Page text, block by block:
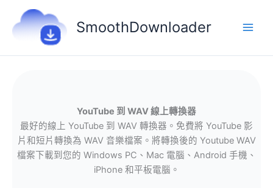
SmoothDownloader
YouTube 到 WAV 線上轉換器
最好的線上 YouTube 到 WAV 轉換器。免費將 YouTube 影
片和短片轉換為 WAV 音樂檔案。將轉換後的 Youtube WAV
檔案下載到您的 Windows PC、Mac 電腦、Android 手機、
iPhone 和平板電腦。